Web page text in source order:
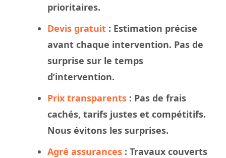
prioritaires.
Devis gratuit : Estimation précise
avant chaque intervention. Pas de
surprise sur le temps
d’intervention.
Prix transparents : Pas de frais
cachés, tarifs justes et compétitifs.
Nous évitons les surprises.
Agré assurances : Travaux couverts